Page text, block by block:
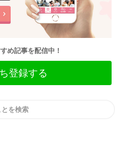
め記事を配信中！
登録する